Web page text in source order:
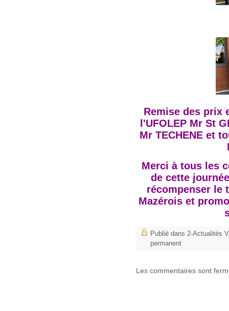
Remise des prix
l'UFOLEP Mr St
Mr TECHENE et
Merci à tous les
de cette
récompenser le
Mazérois et
Publié dans 2-Actualités
permanent
Les commentaires sont